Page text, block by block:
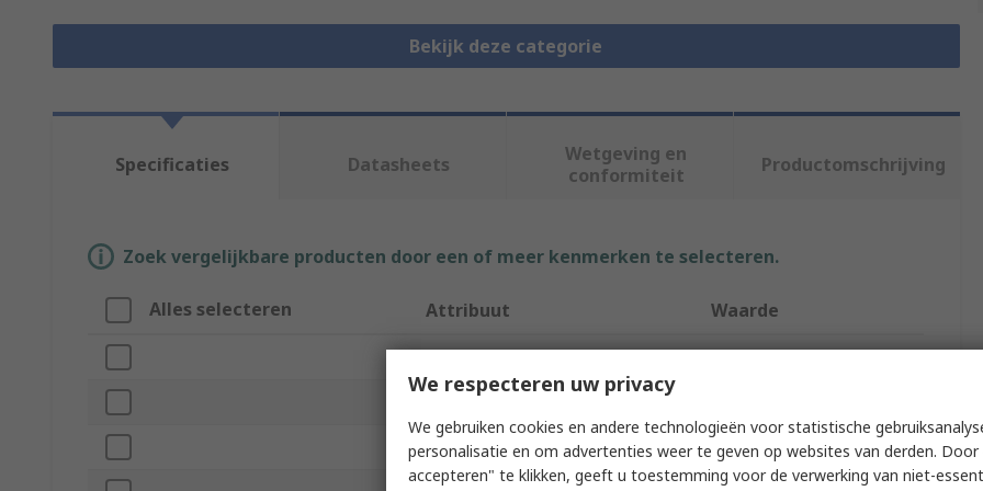
Bekijk deze categorie
Specificaties Datasheets
Wetgeving en
conformiteit
Productomschrijving
Zoek vergelijkbare producten door een of meer kenmerken te selecteren.
Alles selecteren Attribuut Waarde
Product Type Connector Cable
We respecteren uw privacy
We gebruiken cookies en andere technologieën voor statistische
personalisatie en om advertenties weer te geven op websites van derden. Door
accepteren" te klikken, geeft u toestemming voor de verwerking van niet-